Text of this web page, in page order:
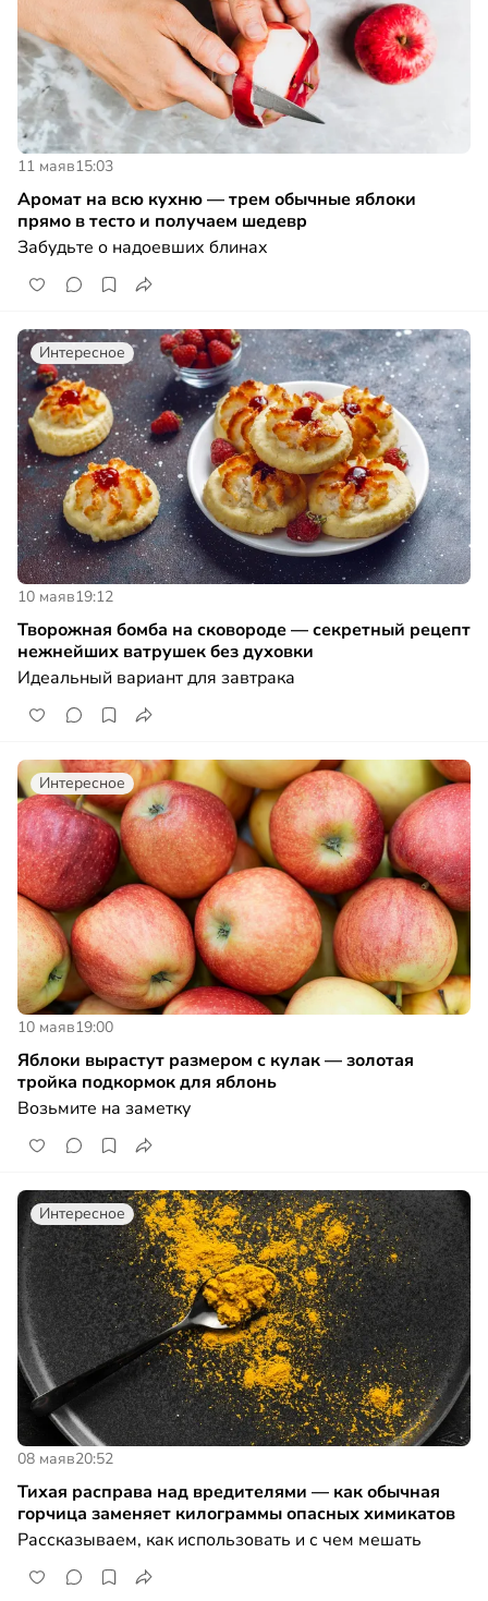
11 маяв15:03
Аромат на всю кухню — трем обычные яблоки
прямо в тесто и получаем шедевр
Забудьте о надоевших блинах
Интересное
10 маяв19:12
Творожная бомба на сковороде — секретный рецепт
нежнейших ватрушек без духовки
Идеальный вариант для завтрака
Интересное
10 маяв19:00
Яблоки вырастут размером с кулак — золотая
тройка подкормок для яблонь
Возьмите на заметку
Интересное
08 маяв20:52
Тихая расправа над вредителями — как обычная
горчица заменяет килограммы опасных химикатов
Рассказываем, как использовать и с чем мешать